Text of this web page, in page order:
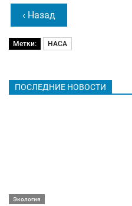
‹ Назад
Метки: НАСА
ПОСЛЕДНИЕ НОВОСТИ
Экология